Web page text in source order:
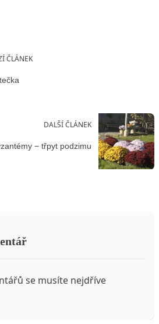
ČLÁNEK
DALŠÍ ČLÁNEK
− třpyt podzimu
se musíte nejdříve